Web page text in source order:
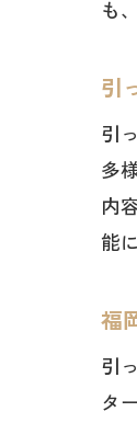
も
引
引
多
内
能
福
引
タ